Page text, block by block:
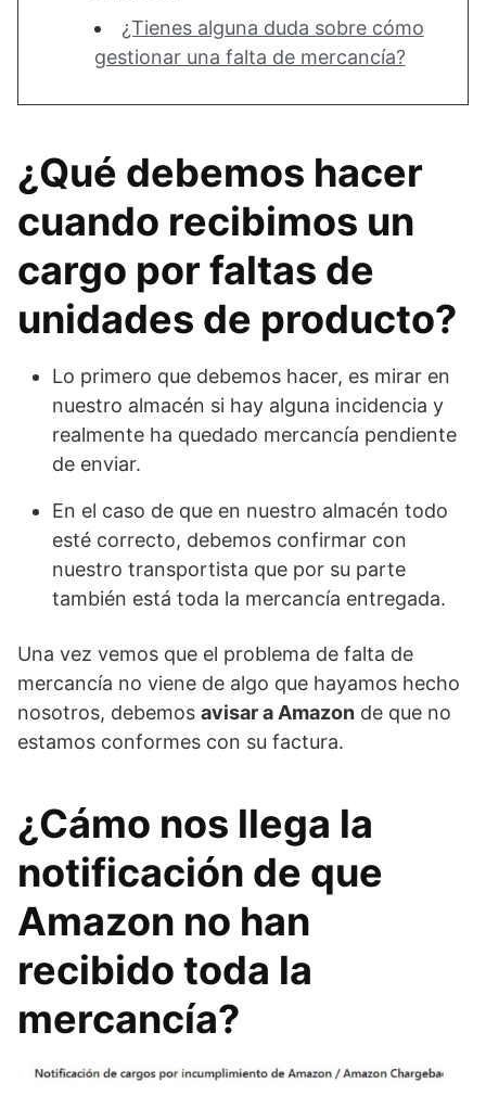
¿Tienes alguna duda sobre cómo
gestionar una falta de mercancía?
¿Qué debemos hacer
cuando recibimos un
cargo por faltas de
unidades de producto?
Lo primero que debemos hacer, es mirar en
nuestro almacén si hay alguna incidencia y
realmente ha quedado mercancía pendiente
de enviar.
En el caso de que en nuestro almacén todo
esté correcto, debemos confirmar con
nuestro transportista que por su parte
también está toda la mercancía entregada.
Una vez vemos que el problema de falta de
mercancía no viene de algo que hayamos hecho
nosotros, debemos avisar a Amazon de que no
estamos conformes con su factura.
¿Cámo nos llega la
notificación de que
Amazon no han
recibido toda la
mercancía?